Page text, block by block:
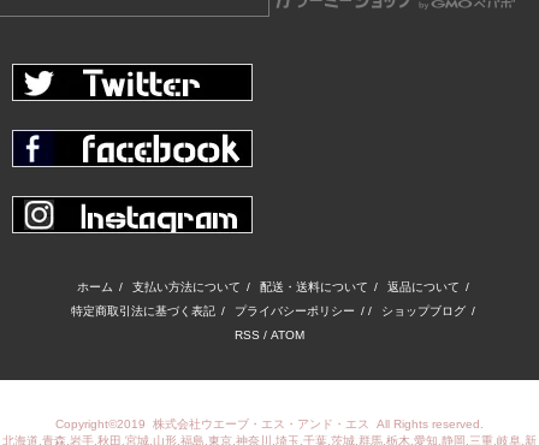
ホーム / 支払い方法について / 配送・送料について / 返品について /
特定商取引法に基づく表記 / プライバシーポリシー / / ショップブログ /
RSS / ATOM
Copyright©2019 株式会社ウエーブ・エス・アンド・エス
All Rights reserved.
北海道,青森,岩手,秋田,宮城,山形,福島,東京,神奈川,埼玉,千葉,茨城,群馬,栃木,愛知,静岡,三重,岐阜,新